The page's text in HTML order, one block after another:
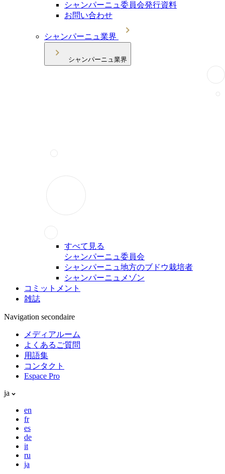
シャンパーニュ委員会発行資料
お問い合わせ
シャンパーニュ業界
シャンパーニュ業界
すべて見る
シャンパーニュ委員会
シャンパーニュ地方のブドウ栽培者
シャンパーニュメゾン
コミットメント
雑誌
Navigation secondaire
メディアルーム
よくあるご質問
用語集
コンタクト
Espace Pro
ja
en
fr
es
de
it
ru
ja